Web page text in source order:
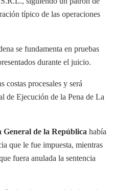
típico de las operaciones
se fundamenta en pruebas
durante el juicio.
costas procesales y será
de Ejecución de la Pena de La
de la República había
que le fue impuesta, mientras
fuera anulada la sentencia